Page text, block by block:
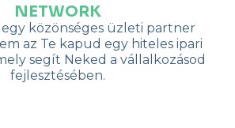
NETWORK
egy közönséges üzleti partner
az Te kapud egy hiteles ipari
segít Neked a vállalkozásod
fejlesztésében.